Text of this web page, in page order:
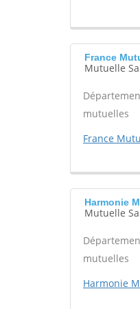
France
Mutuelle
mutuelles
France
Harmonie
Mutuelle
mutuelles
Harmonie